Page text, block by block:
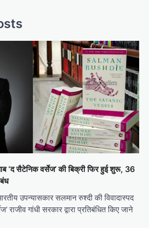
‘द सैटेनिक वर्सेज’ की बिक्री फिर हुई शुरू, 36
उपन्यासकार सलमान रुश्दी की विवादास्पद
राजीव गांधी सरकार द्वारा प्रतिबंधित किए जाने